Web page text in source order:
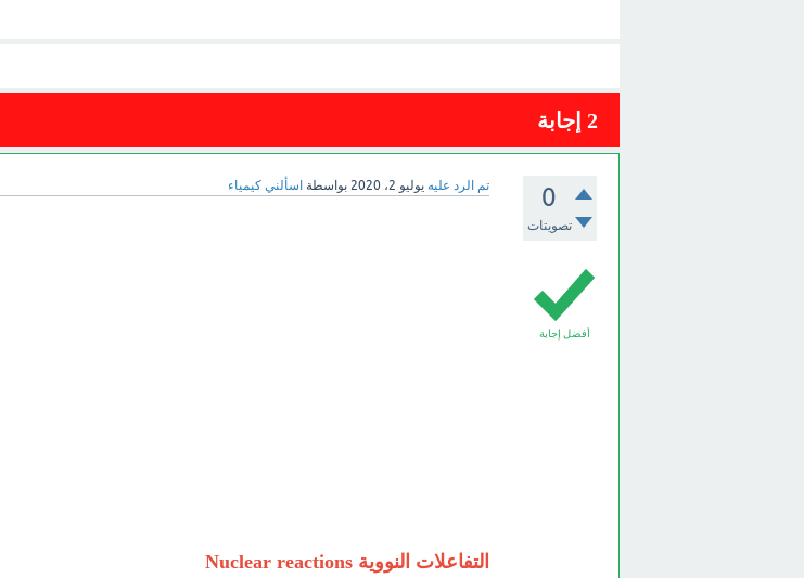
2 إجابة
0
تصويتات
تم الرد عليه يوليو 2، 2020 بواسطة اسألني كيمياء
أفضل إجابة
التفاعلات النووية Nuclear reactions